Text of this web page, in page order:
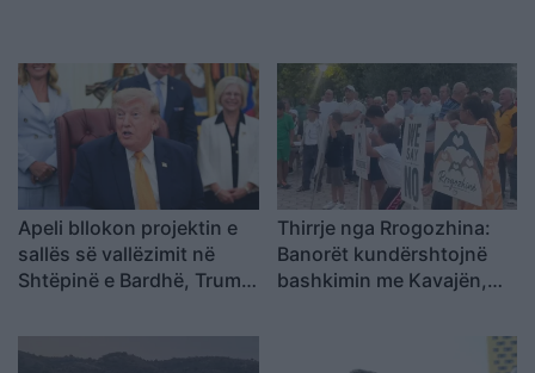
Apeli bllokon projektin e
sallës së vallëzimit në
Shtëpinë e Bardhë, Trump
Supreme: Vendim politik
dhe i tmerrshëm
Thirrje nga Rrogozhina:
Banorët kundërshtojnë
bashkimin me Kavajën,